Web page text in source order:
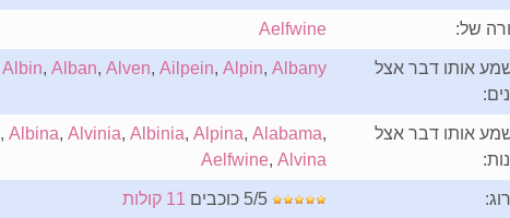
של: Aelfwine
אותו דבר אצל
Albin, Alban, Alven, Ailpein, Alpin, Albany
אותו דבר אצל
, Albina, Alvinia, Albinia, Alpina, Alabama,
Aelfwine, Alvina
5/5 כוכבים 11 קולות